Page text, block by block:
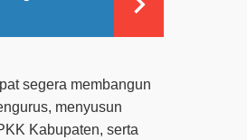
segera membangun
menyusun
Kabupaten, serta